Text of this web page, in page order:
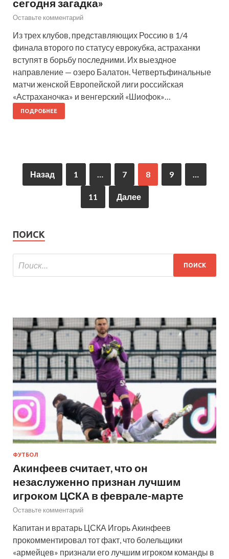
сегодня загадка»
Оставьте комментарий
Из трех клубов, представляющих Россию в 1/4
финала второго по статусу еврокубка, астраханки
вступят в борьбу последними. Их выездное
направление — озеро Балатон. Четвертьфинальные
матчи женской Европейской лиги российская
«Астраханочка» и венгерский «Шиофок»…
ПОДРОБНЕЕ
Назад 1 … 7 8 9 …
11 Далее
ПОИСК
ФУТБОЛ
Акинфеев считает, что он
незаслуженно признан лучшим
игроком ЦСКА в феврале-марте
Оставьте комментарий
Капитан и вратарь ЦСКА Игорь Акинфеев
прокомментировал тот факт, что болельщики
«армейцев» признали его лучшим игроком команды в